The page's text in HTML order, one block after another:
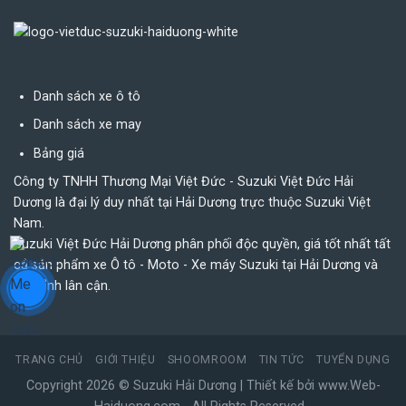
Danh sách xe ô tô
Danh sách xe may
Bảng giá
Công ty TNHH Thương Mại Việt Đức - Suzuki Việt Đức Hải
Dương là đại lý duy nhất tại Hải Dương trực thuộc Suzuki Việt
Nam.
Suzuki Việt Đức Hải Dương phân phối độc quyền, giá tốt nhất tất
cả sản phẩm xe Ô tô - Moto - Xe máy Suzuki tại Hải Dương và
các tỉnh lân cận.
TRANG CHỦ GIỚI THIỆU SHOOMROOM TIN TỨC TUYỂN DỤNG
Copyright 2026 © Suzuki Hải Dương | Thiết kế bởi www.Web-